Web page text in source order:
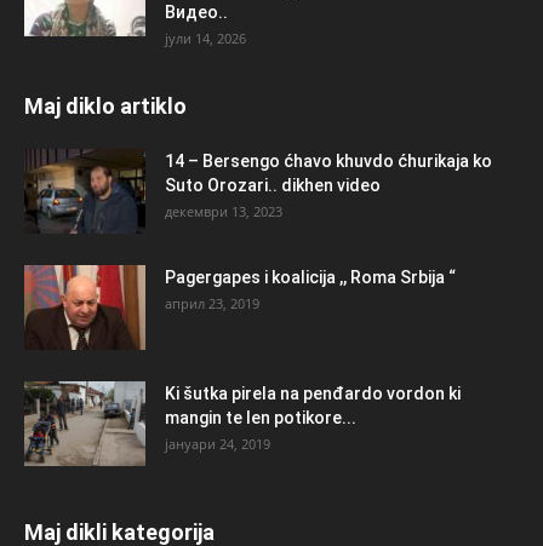
Видео..
јули 14, 2026
Maj diklo artiklo
14 – Bersengo ćhavo khuvdo ćhurikaja ko
Suto Orozari.. dikhen video
декември 13, 2023
Pagergapes i koalicija ,, Roma Srbija “
април 23, 2019
Ki šutka pirela na penđardo vordon ki
mangin te len potikore...
јануари 24, 2019
Maj dikli kategorija